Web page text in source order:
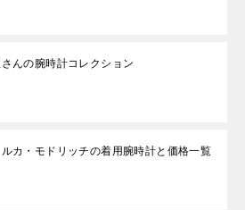
んの腕時計コレクション
ルカ・モドリッチの着用腕時計と価格一覧